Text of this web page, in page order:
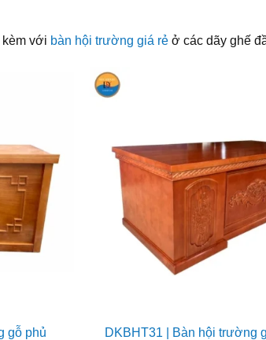
với bàn hội trường giá rẻở các dãy ghế
gỗ phủ
DKBHT31 | Bàn hội trường